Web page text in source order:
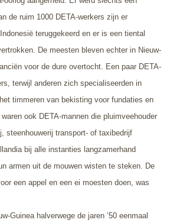
de ruim 1000 DETA-werkers zijn er
teruggekeerd en er is een tiental
De meesten bleven echter in Nieuw-
voor de dure overtocht. Een paar DETA-
terwijl anderen zich specialiseerden in
timmeren van bekisting voor fundaties en
ook DETA-mannen die pluimveehouder
steenhouwerij transport- of taxibedrijf
bij alle instanties langzamerhand
armen uit de mouwen wisten te steken. De
een appel en een ei moesten doen, was
Guinea halverwege de jaren ’50 eenmaal